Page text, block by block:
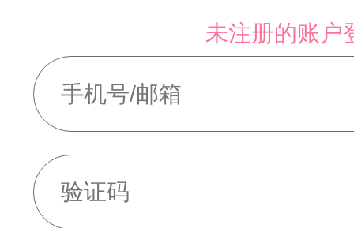
未注册的账户